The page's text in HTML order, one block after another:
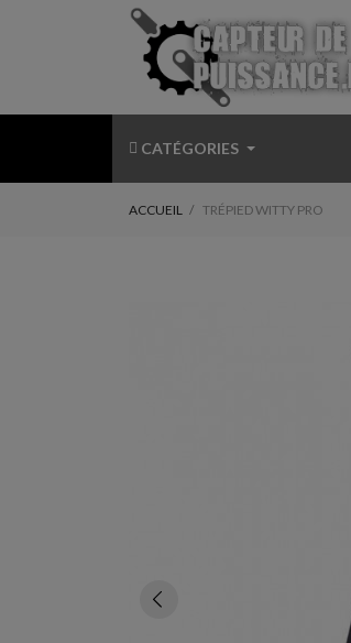
CATÉGORIES
ACCUEIL TRÉPIED WITTY PRO